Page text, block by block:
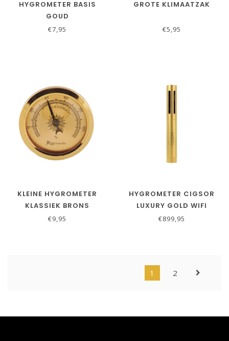
HYGROMETER BASIS
GOUD
€7,95
GROTE KLIMAATZAK
€5,95
KLEINE HYGROMETER
KLASSIEK BRONS
€9,95
HYGROMETER CIGSOR
LUXURY GOLD WIFI
CONNECTED
€899,95
1 2